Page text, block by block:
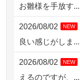
2026/08/02 11:15
2026/08/02 10:39
お雛様を手放す...
2026/08/02 NEW
良い感じがしま...
2026/08/02 NEW
えるのですが、...